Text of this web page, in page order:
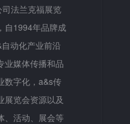
法兰克福展览
自1994年品牌成
动化产业前沿
业媒体传播和品
数字化，a&s传
展览会资源以及
、活动、展会等